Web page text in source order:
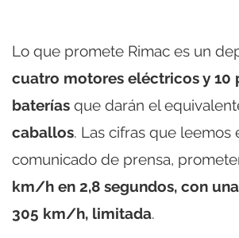
Lo que promete Rimac es un
cuatro motores eléctricos y 10
baterías que darán el
caballos. Las cifras que leemos
comunicado de prensa,
km/h en 2,8 segundos, con
305 km/h, limitada.